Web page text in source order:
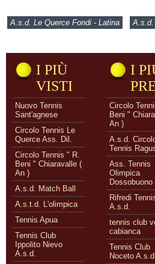
A.s.d. Le Querce Fondi - Latina A.s.d.
I PIÙ
VISTI
Nuovo Tennis
Sant'agnese
Circolo Tennis Le
Querce Ass. Dil.
Circolo Tennis " R.
Beni " Chiaravalle (
An )
A.s.d. Match Ball
A.s.t.d. L'olimpica
Tennis Apua
Tennis Club
Ippolito Nievo
A.s.d.
I
Circolo
Beni "
An )
A.s.d.
Tennis
Ass. Tennis
Olimpica
Dossobuono
Rifredi
A.s.d.
tennis club
cabianca
Tennis Club
Noceto